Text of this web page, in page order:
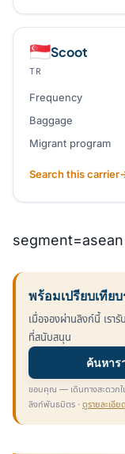
🇸🇬Scoot
TR
Frequency
Baggage
Migrant program
Search this carrier
พร้อมเปรียบเทีย
เมื่อจองผ่านลิงก์นี้ เร
ที่สนับสนุน
ค้นหาร
ขอบคุณ — เดินทางสะดวกใ
ลิงก์พันธมิตร · ดูรายละเอียด